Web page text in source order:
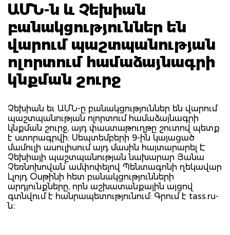
ԱՄՆ-ն և Չեխիան
բանակցություններ են
վարում պաշտպանության
ոլորտում համաձայնագրի
կնքման շուրջ
Չեխիան եւ ԱՄՆ-ը բանակցություններ են վարում
պաշտպանության ոլորտում համաձայնագրի
կնքման շուրջ, այդ փաստաթուղթը շուտով պետք
է ստորագրվի: Սեպտեմբերի 9-ին կայացած
մամուլի ասուլիսում այդ մասին հայտարարել Է
Չեխիայի պաշտպանության նախարար Յանա
Չեռնոխովան՝ ամփոփելով Պենտագոնի ղեկավար
Լլոյդ Օսթինի հետ բանակցությունների
արդյունքները, որն աշխատանքային այցով
գտնվում է հանրապետությունում: Գրում է tass.ru-
ն։